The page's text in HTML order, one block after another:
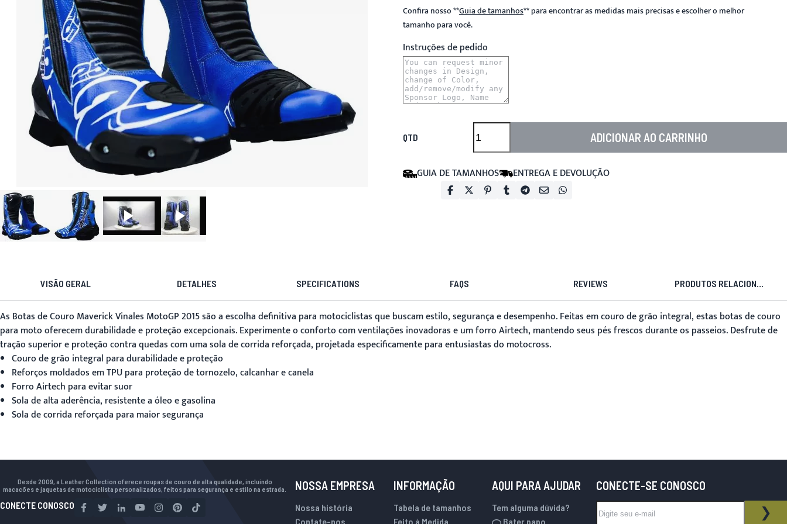
Confira nosso**Guia de tamanhos**para encontrar as medidas mais precisas e escolher o melhor
tamanho para você.
Instruções de pedido
QTD ADICIONAR AO CARRINHO
GUIA DE TAMANHOS ENTREGA E DEVOLUÇÃO
VISÃO GERAL DETALHES SPECIFICATIONS FAQS REVIEWS PRODUTOS RELACIONADOS
As Botas de Couro Maverick Vinales MotoGP 2015 são a escolha definitiva para motociclistas que buscam estilo, segurança e desempenho. Feitas em couro de grão integral, estas botas de couro
para motooferecem durabilidade e proteção excepcionais. Experimente o conforto com ventilações inovadoras e um forro Airtech, mantendo seus pés frescos durante os passeios. Desfrute de
tração superior e proteção contra quedas com uma sola de corrida reforçada, projetada especificamente para entusiastas do motocross.
Couro de grão integral para durabilidade e proteção
Reforços moldados em TPU para proteção de tornozelo, calcanhar e canela
Forro Airtech para evitar suor
Sola de alta aderência, resistente a óleo e gasolina
Sola de corrida reforçada para maior segurança
Desde 2009, a Leather Collection oferece roupas de couro de alta qualidade, incluindo
macacões e jaquetas de motociclista personalizados, feitos para segurança e estilo na estrada.
CONECTE CONOSCO
NOSSA EMPRESA
Nossa história
Contate-nos
INFORMAÇÃO
Tabela de tamanhos
Feito à Medida
AQUI PARA AJUDAR
Tem alguma dúvida?
Bater papo
CONECTE-SE CONOSCO
BOLETIM INFORMATIVO